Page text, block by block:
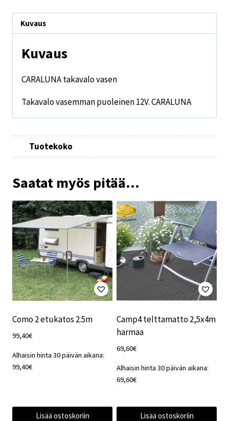
Kuvaus
Kuvaus
CARALUNA takavalo vasen
Takavalo vasemman puoleinen 12V. CARALUNA
Tuotekoko
Saatat myös pitää...
Como 2 etukatos 2.5m
99,40€
Alhaisin hinta 30 päivän aikana:
99,40€
Lisää ostoskoriin
Camp4 telttamatto 2,5x4m
harmaa
69,60€
Alhaisin hinta 30 päivän aikana:
69,60€
Lisää ostoskoriin